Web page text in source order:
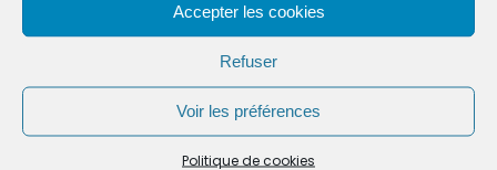
Accepter les cookies
Refuser
Voir les préférences
Politique de cookies
+ iCal / Outlook export